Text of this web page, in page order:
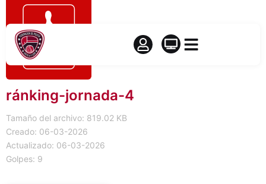
ránking-jornada-4
Tamaño del archivo: 819.02 KB
Creado: 06-03-2026
Actualizado: 06-03-2026
Golpes: 9